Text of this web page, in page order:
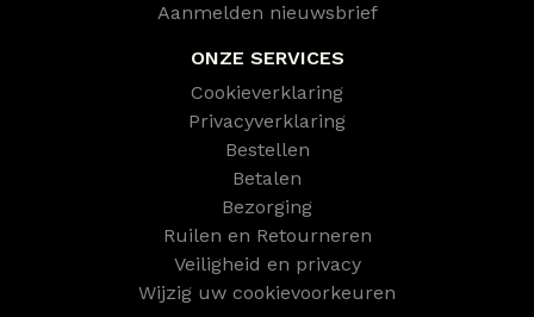
Aanmelden nieuwsbrief
ONZE SERVICES
Cookieverklaring
Privacyverklaring
Bestellen
Betalen
Bezorging
Ruilen en Retourneren
Veiligheid en privacy
Wijzig uw cookievoorkeuren